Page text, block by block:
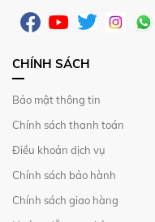
CHÍNH SÁCH
Bảo mật thông tin
Chính sách thanh toán
Điều khoản dịch vụ
Chính sách bảo hành
Chính sách giao hàng